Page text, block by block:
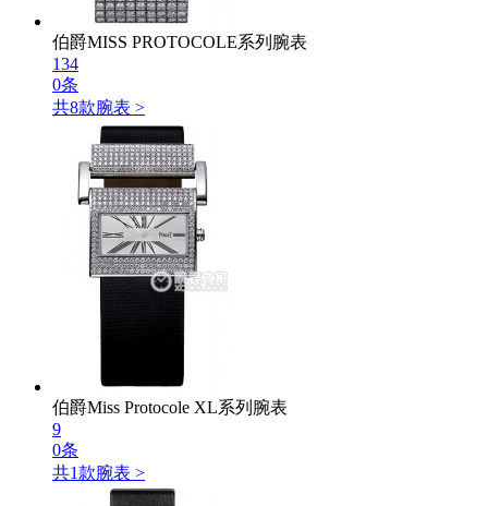
伯爵MISS PROTOCOLE系列腕表
134
0条
共8款腕表 >
伯爵Miss Protocole XL系列腕表
9
0条
共1款腕表 >